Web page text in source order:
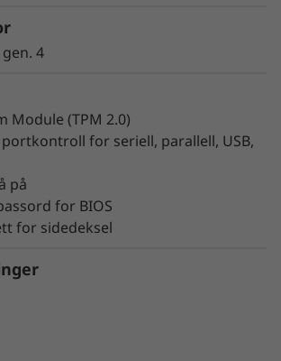
er denne eminente
workstation-maskinen utstyrt
RTX™ 4000-GPU-er.
gen. 4
Module (TPM 2.0)
for seriell, parallell, USB,
på
for BIOS
for sidedeksel